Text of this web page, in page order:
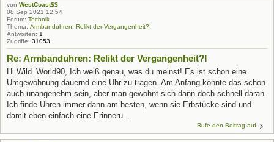
von WestCoast$$
08 Sep 2021 12:54
Forum: Technik
Thema: Armbanduhren: Relikt der Vergangenheit?!
Antworten: 1
Zugriffe: 31053
Re: Armbanduhren: Relikt der Vergangenheit?!
Hi Wild_World90, Ich weiß genau, was du meinst! Es ist schon eine
Umgewöhnung dauernd eine Uhr zu tragen. Am Anfang könnte das schon
auch unangenehm sein, aber man gewöhnt sich dann doch schnell daran.
Ich finde Uhren immer dann am besten, wenn sie Erbstücke sind und
damit eben einfach eine Erinneru...
Rufe den Beitrag auf